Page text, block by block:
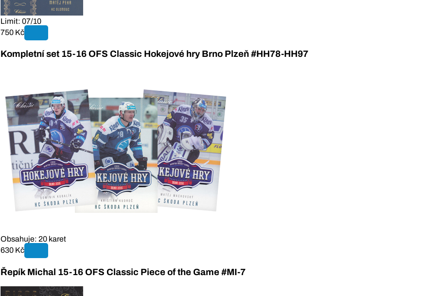
Limit: 07/10
750 Kč
Kompletní set 15-16 OFS Classic Hokejové hry Brno Plzeň #HH78-HH97
Obsahuje: 20 karet
630 Kč
Řepík Michal 15-16 OFS Classic Piece of the Game #MI-7